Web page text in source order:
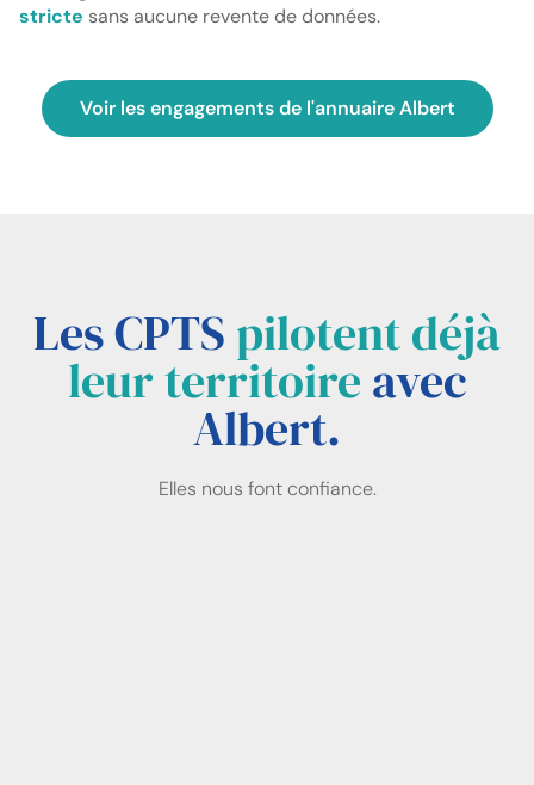
stricte sans aucune revente de données.
Voir les engagements de l'annuaire Albert
Les CPTS pilotent déjà
leur territoire avec
Albert.
Elles nous font confiance.